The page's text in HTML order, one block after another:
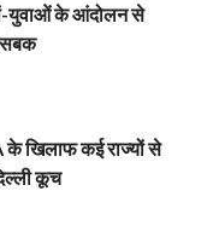
युवाओं के आंदोलन से
के खिलाफ कई राज्यों से
कूच